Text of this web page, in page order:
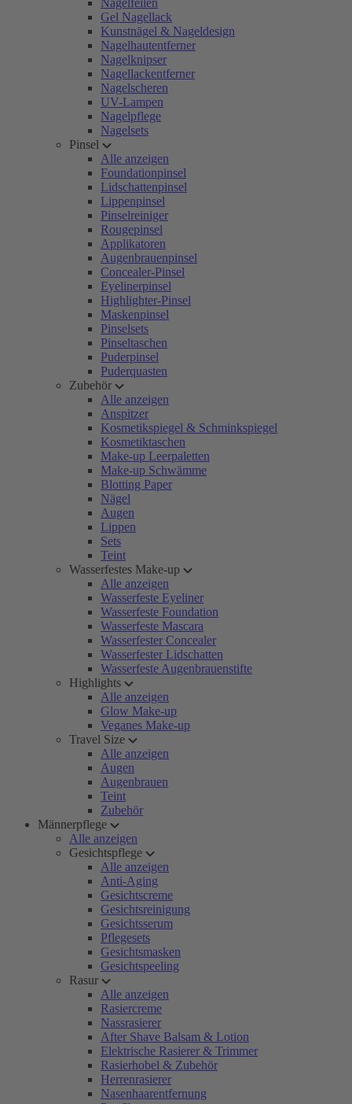
Nagelfeilen
Gel Nagellack
Kunstnägel & Nageldesign
Nagelhautentferner
Nagelknipser
Nagellackentferner
Nagelscheren
UV-Lampen
Nagelpflege
Nagelsets
Pinsel
Alle anzeigen
Foundationpinsel
Lidschattenpinsel
Lippenpinsel
Pinselreiniger
Rougepinsel
Applikatoren
Augenbrauenpinsel
Concealer-Pinsel
Eyelinerpinsel
Highlighter-Pinsel
Maskenpinsel
Pinselsets
Pinseltaschen
Puderpinsel
Puderquasten
Zubehör
Alle anzeigen
Anspitzer
Kosmetikspiegel & Schminkspiegel
Kosmetiktaschen
Make-up Leerpaletten
Make-up Schwämme
Blotting Paper
Nägel
Augen
Lippen
Sets
Teint
Wasserfestes Make-up
Alle anzeigen
Wasserfeste Eyeliner
Wasserfeste Foundation
Wasserfeste Mascara
Wasserfester Concealer
Wasserfester Lidschatten
Wasserfeste Augenbrauenstifte
Highlights
Alle anzeigen
Glow Make-up
Veganes Make-up
Travel Size
Alle anzeigen
Augen
Augenbrauen
Teint
Zubehör
Männerpflege
Alle anzeigen
Gesichtspflege
Alle anzeigen
Anti-Aging
Gesichtscreme
Gesichtsreinigung
Gesichtsserum
Pflegesets
Gesichtsmasken
Gesichtspeeling
Rasur
Alle anzeigen
Rasiercreme
Nassrasierer
After Shave Balsam & Lotion
Elektrische Rasierer & Trimmer
Rasierhobel & Zubehör
Herrenrasierer
Nasenhaarentfernung